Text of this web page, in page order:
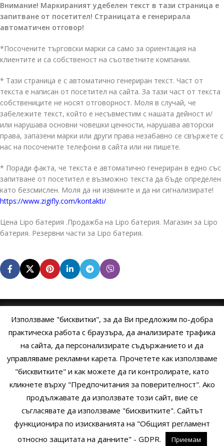
Внимание! Маркираният удебелен текст в тази страница е
запитване от посетител! Страницата е генерирала
автоматичен отговор!
*Посочените търговски марки са само за ориентация на
клиентите и са собственост на съответните компании.
* Тази страница е с автоматично генериран текст. Част от
текста е написан от посетител на сайта. За тази част от текста
собствениците не носят отговорност. Моля в случай, че
забележите текст, който е несъвместим с нашата дейност и/
или нарушава основни човешки ценности, нарушава авторски
права, запазени марки или други права незабавно се свържете с
нас на посочените телефони в сайта или ни пишете.
* Поради факта, че текста е автоматично генериран в едно със
запитване от посетител е възможно текста да бъде определен
като безсмислен. Моля да ни извините и да ни сигнализирате!
https://www.zigifly.com/kontakti/
Цена Lipo батерия .Продажба на Lipo батерия. Магазин за Lipo
батерия. Резервни части за Lipo батерия.
ОБЩИ УСЛОВИЯ УСЛОВИЯ И ПРАВИЛА
ПОЛИТИКА НА БИСКВИТКИТЕПОЛИТИКА ЗА ПОВЕРИТЕЛНОСТ
Copyright © 2014 - 2024 Zigifly.com — Developed by We Work With
You
Използваме "бисквитки", за да Ви предложим по-добра
практическа работа с браузъра, да анализирате трафика
на сайта, да персонализирате съдържанието и да
управляваме рекламни карета. Прочетете как използваме
"бисквитките" и как можете да ги контролирате, като
кликнете върху "Предпочитания за поверителност". Ако
продължавате да използвате този сайт, вие се
съгласявате да използваме "бисквитките". Сайтът
функционира по изискванията на "Общият регламент
относно защитата на данните" - GDPR.
Приемам